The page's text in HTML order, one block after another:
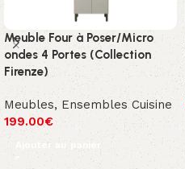
Meuble Four à Poser/Micro
ondes 4 Portes (Collection
Firenze)
Meubles, Ensembles Cuisine
199.00€
Ajouter au panier